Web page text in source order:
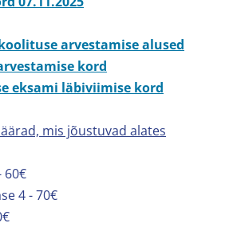
arvestamise alused
kord
eksami läbiviimise kord
mis jõustuvad alates
60€
4 - 70€